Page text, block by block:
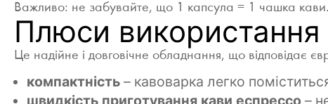
Важливо: не забувайте, що 1 капсула = 1 чашка
Плюси
Це надійне і довговічне обладнання, що відповідає
компактність – кавоварка легко
швидкість приготування кави еспрессо –